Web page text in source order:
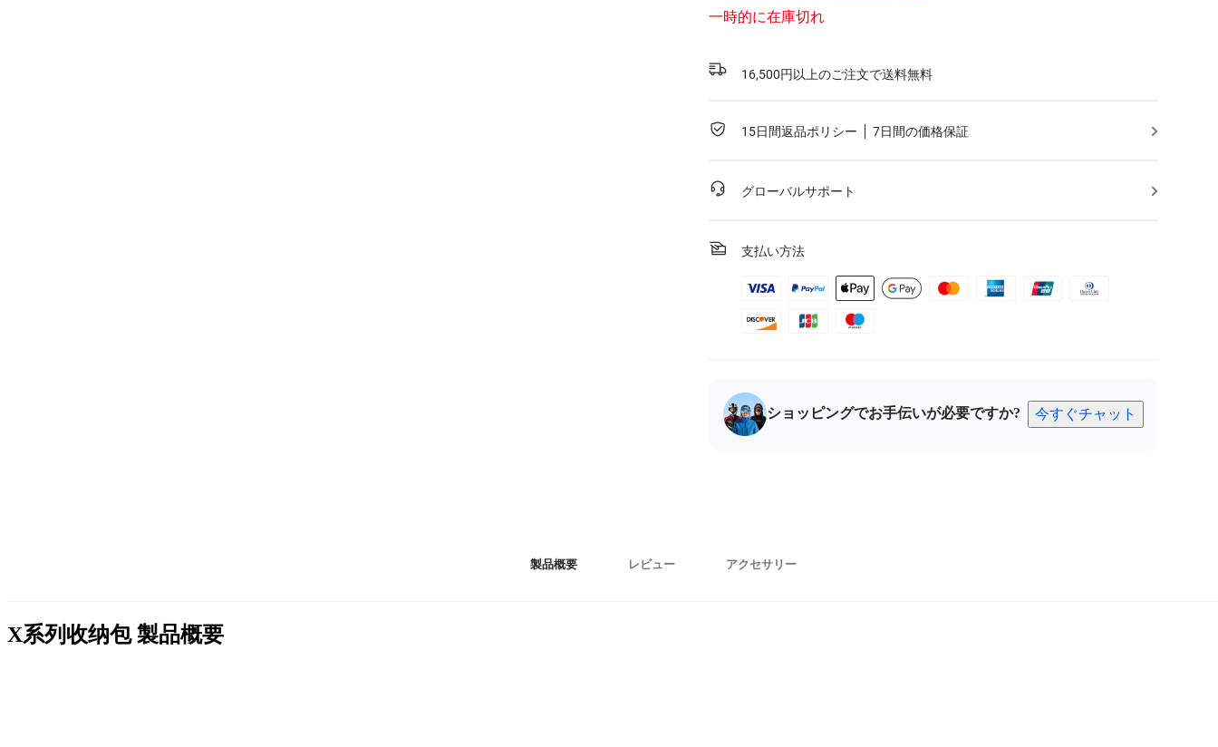
一時的に在庫切れ
16,500円以上のご注文で送料無料
15日間返品ポリシー 7日間の価格保証
グローバルサポート
支払い方法
ショッピングでお手伝いが必要ですか? 今すぐチャット
製品概要 レビュー アクセサリー
X系列收纳包製品概要